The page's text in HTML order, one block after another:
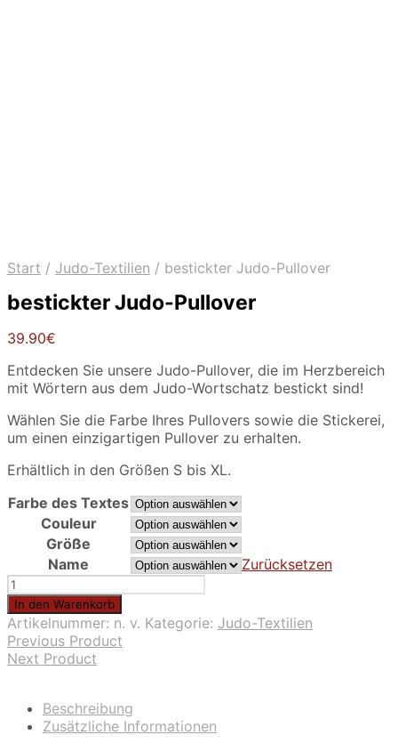
Start / Judo-Textilien / bestickter Judo-Pullover
bestickter Judo-Pullover
39.90€
Entdecken Sie unsere Judo-Pullover, die im Herzbereich
mit Wörtern aus dem Judo-Wortschatz bestickt sind!
Wählen Sie die Farbe Ihres Pullovers sowie die Stickerei,
um einen einzigartigen Pullover zu erhalten.
Erhältlich in den Größen S bis XL.
Farbe des Textes
Couleur
Größe
Name
Zurücksetzen
bestickter
Judo-
Pullover
Menge
In den Warenkorb
Artikelnummer: n. v. Kategorie: Judo-Textilien
Previous Product
Next Product
Beschreibung
Zusätzliche Informationen